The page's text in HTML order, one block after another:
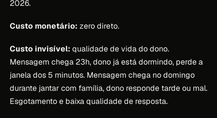
2026.
Custo monetário: zero direto.
Custo invisível: qualidade de vida do dono.
Mensagem chega 23h, dono já está dormindo, perde a
janela dos 5 minutos. Mensagem chega no domingo
durante jantar com família, dono responde tarde ou mal.
Esgotamento e baixa qualidade de resposta.